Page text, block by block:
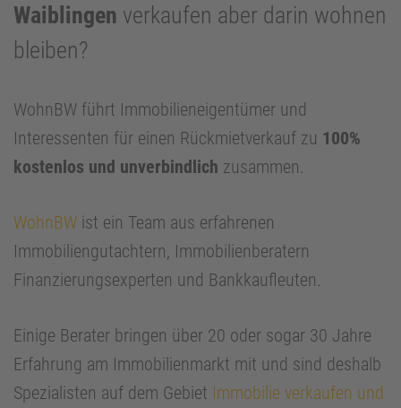
Waiblingen verkaufen aber darin wohnen
bleiben?
WohnBW führt Immobilieneigentümer und
Interessenten für einen Rückmietverkauf zu 100%
kostenlos und unverbindlich zusammen.
WohnBW ist ein Team aus erfahrenen
Immobiliengutachtern, Immobilienberatern
Finanzierungsexperten und Bankkaufleuten.
Einige Berater bringen über 20 oder sogar 30 Jahre
Erfahrung am Immobilienmarkt mit und sind deshalb
Spezialisten auf dem Gebiet Immobilie verkaufen und